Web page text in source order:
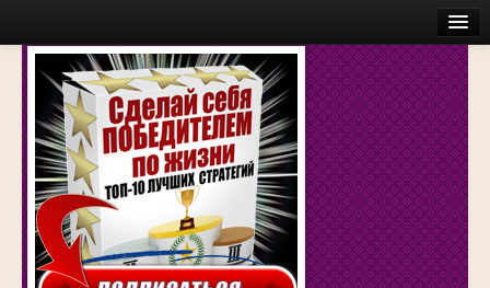
Главная
Бесплатное
Моя История
Об авторе
Обучение
Услуги
Аудио